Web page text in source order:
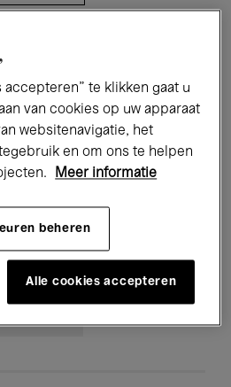
Films
Lezingen & Debatten
Muziek Global Music
Kids’ Palace
accepteren” te klikken gaat u
van cookies op uw apparaat
websitenavigatie, het
en om ons te helpen
Meer informatie
beheren
Alle cookies accepteren